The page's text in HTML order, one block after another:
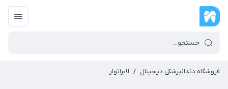
فروشگاه دندانپزشکی دیجیتال / لابراتوار